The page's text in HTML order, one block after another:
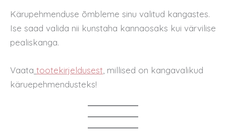
Kärupehmenduse õmbleme sinu valitud kangastes.
Ise saad valida nii kunstaha kannaosaks kui värvilise
pealiskanga.
Vaata tootekirjeldusest, millised on kangavalikud
käruepehmendusteks!